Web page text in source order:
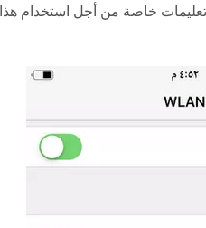
تعليمات خاصة من أجل استخدام هذا